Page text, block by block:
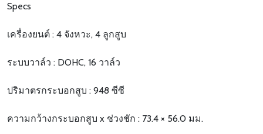
Specs
เครื่องยนต์ : 4 จังหวะ, 4 ลูกสูบ
ระบบวาล์ว : DOHC, 16 วาล์ว
ปริมาตรกระบอกสูบ : 948 ซีซี
ความกว้างกระบอกสูบ x ช่วงชัก : 73.4 × 56.0 มม.